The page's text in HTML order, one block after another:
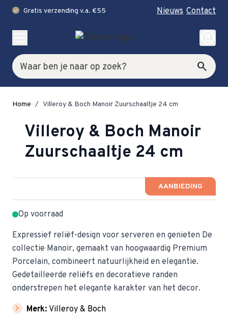
check Gratis verzending v.a. €55 Nieuws Contact
Zoek search
account_circle
Home / Villeroy & Boch Manoir Zuurschaaltje 24 cm
Villeroy & Boch Manoir
Zuurschaaltje 24 cm
AANBIEDING
Op voorraad
Expressief reliëf-design voor serveren en genieten De
collectie Manoir, gemaakt van hoogwaardig Premium
Porcelain, combineert natuurlijkheid en elegantie.
Gedetailleerde reliëfs en decoratieve randen
onderstrepen het elegante karakter van het decor.
chevron_right Merk: Villeroy & Boch